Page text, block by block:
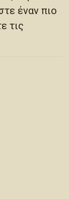
έναν πιο
τις